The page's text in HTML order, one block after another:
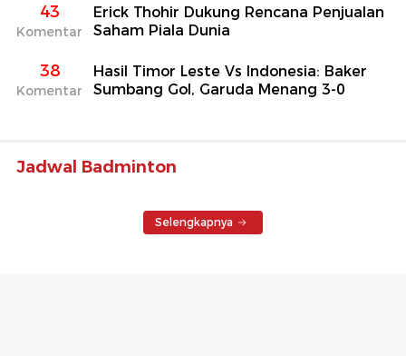
43
Komentar
Erick Thohir Dukung Rencana Penjualan
Saham Piala Dunia
38
Komentar
Hasil Timor Leste Vs Indonesia: Baker
Sumbang Gol, Garuda Menang 3-0
Jadwal Badminton
Selengkapnya